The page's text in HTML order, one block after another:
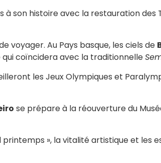
à son histoire avec la restauration
voyager. Au Pays basque, les ciels de
qui coïncidera avec la traditionnelle
les Jeux Olympiques et
se prépare à la réouverture du
printemps », la vitalité artistique et